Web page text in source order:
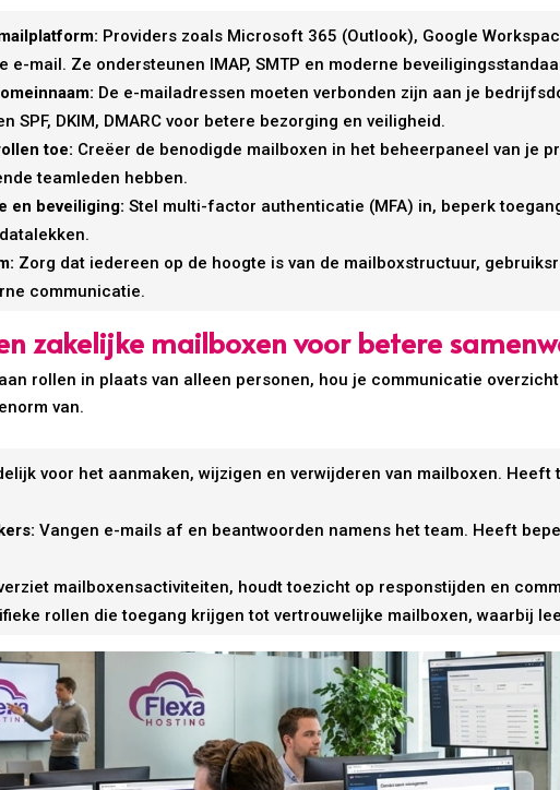
Providers zoals Microsoft 365 (Outlook), Google
e-mail. Ze ondersteunen IMAP, SMTP en moderne
De e-mailadressen moeten verbonden zijn aan je
SPF, DKIM, DMARC voor betere bezorging en veiligheid.
toe: Creëer de benodigde mailboxen in het beheerpaneel van je
teamleden hebben.
en beveiliging: Stel multi-factor authenticatie (MFA) in, beperk
Zorg dat iedereen op de hoogte is van de mailboxstructuur,
communicatie.
zakelijke mailboxen voor betere
rollen in plaats van alleen personen, hou je communicatie
van.
voor het aanmaken, wijzigen en verwijderen van mailboxen.
Vangen e-mails af en beantwoorden namens het team. Heeft
mailboxensactiviteiten, houdt toezicht op responstijden en
rollen die toegang krijgen tot vertrouwelijke mailboxen, waarbij